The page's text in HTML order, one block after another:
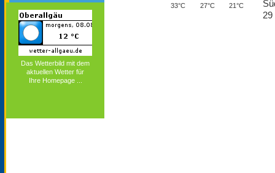
Das Wetterbild mit dem
aktuellen Wetter für
Ihre Homepage ...
33°C 27°C 21°C
29